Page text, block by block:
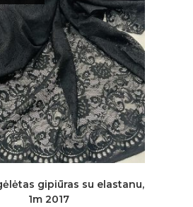
gipiūras su elastanu,
1m 2017